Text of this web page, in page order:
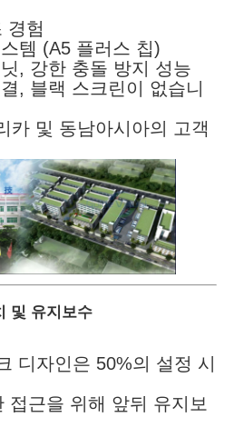
경험
템 (A5 플러스 칩)
, 강한 충돌 방지 성능
, 블랙 스크린이 없습니
카 및 동남아시아의 고객
및 유지보수
디자인은 50%의 설정 시
접근을 위해 앞뒤 유지보